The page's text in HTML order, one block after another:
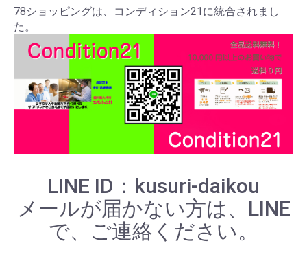
78ショッピングは、コンディション21に統合されまし
た。
LINE ID：kusuri-daikou
メールが届かない方は、LINE
で、ご連絡ください。